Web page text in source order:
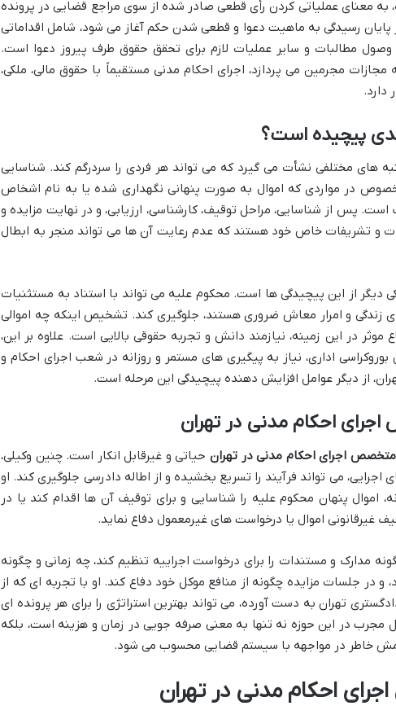
به معنای عملیاتی کردن رأی قطعی صادر شده از سوی مراجع قضایی در پرونده
رسیدگی به ماهیت دعوا و قطعی شدن حکم آغاز می شود، شامل اقداماتی
وصول مطالبات و سایر عملیات لازم برای تحقق حقوق طرف پیروز دعوا است.
مجازات مجرمین می پردازد، اجرای احکام مدنی مستقیماً با حقوق مالی، ملکی،
دارد.
پیچیده است؟
های مختلفی نشأت می گیرد که می تواند هر فردی را سردرگم کند. شناسایی
در مواردی که اموال به صورت پنهانی نگهداری شده یا به نام اشخاص
پس از شناسایی، مراحل توقیف، کارشناسی، ارزیابی، و در نهایت مزایده و
و تشریفات خاص خود هستند که عدم رعایت آن ها می تواند منجر به ابطال
دیگر از این پیچیدگی ها است. محکوم علیه می تواند با استناد به مستثنیات
زندگی و امرار معاش ضروری هستند، جلوگیری کند. تشخیص اینکه چه اموالی
در این زمینه، نیازمند دانش و تجربه حقوقی بالایی است. علاوه بر این،
اداری، نیاز به پیگیری های مستمر و روزانه در شعب اجرای احکام و
از دیگر عوامل افزایش دهنده پیچیدگی این مرحله است.
احکام مدنی در تهران
اجرای احکام مدنی در تهرانحیاتی و غیرقابل انکار است. چنین وکیلی،
می تواند فرآیند را تسریع بخشیده و از اطاله دادرسی جلوگیری کند. او
اموال پنهان محکوم علیه را شناسایی و برای توقیف آن ها اقدام کند یا در
غیرقانونی اموال یا درخواست های غیرمعمول دفاع نماید.
مدارک و مستندات را برای درخواست اجراییه تنظیم کند، چه زمانی و چگونه
و در جلسات مزایده چگونه از منافع موکل خود دفاع کند. او با تجربه ای که از
تهران به دست آورده، می تواند بهترین استراتژی را برای هر پرونده ای
مجرب در این حوزه نه تنها به معنی صرفه جویی در زمان و هزینه است، بلکه
خاطر در مواجهه با سیستم قضایی محسوب می شود.
احکام مدنی در تهران